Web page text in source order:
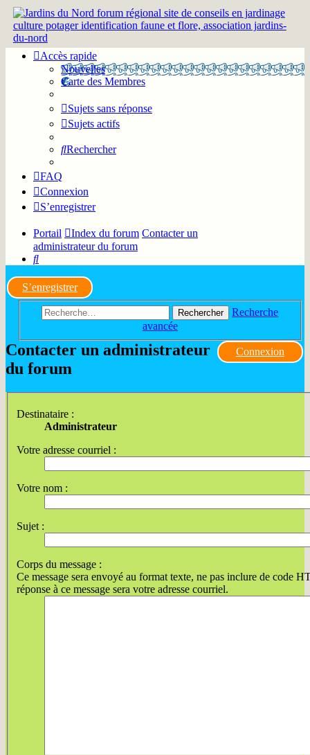
Accès rapide
Nouvelles
Carte des Membres
Sujets sans réponse
Sujets actifs
Rechercher
FAQ
Connexion
S’enregistrer
Portail Index du forum Contacter un
administrateur du forum
Rechercher
S’enregistrer
Rechercher
Recherche
avancée
Connexion
Contacter un administrateur
du forum
Destinataire :
Administrateur
Votre adresse courriel :
Votre nom :
Sujet :
Corps du message :
Ce message sera envoyé au format texte, ne pas inclure de code
réponse à ce message sera votre adresse courriel.